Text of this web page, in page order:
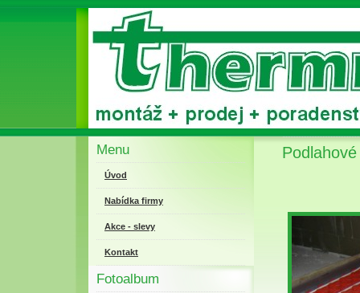
Menu
Úvod
Nabídka firmy
Akce - slevy
Kontakt
Fotoalbum